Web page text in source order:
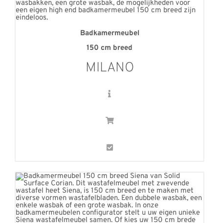
Badkamermeubel
150 cm breed
MILANO